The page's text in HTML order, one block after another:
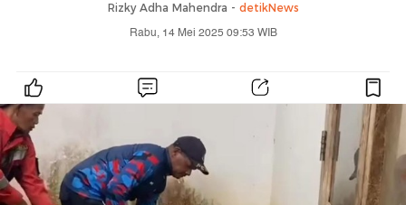
Rizky Adha Mahendra - detikNews
Rabu, 14 Mei 2025 09:53 WIB